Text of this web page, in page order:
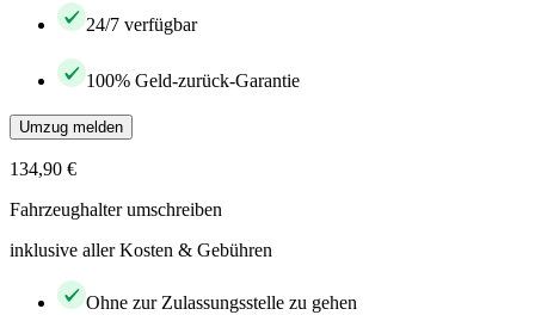
24/7 verfügbar
100% Geld-zurück-Garantie
Umzug melden
134,90 €
Fahrzeughalter umschreiben
inklusive aller Kosten & Gebühren
Ohne zur Zulassungsstelle zu gehen